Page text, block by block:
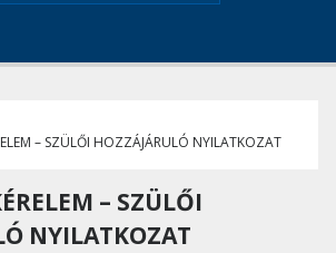
– SZÜLŐI HOZZÁJÁRULÓ NYILATKOZAT
– SZÜLŐI
NYILATKOZAT